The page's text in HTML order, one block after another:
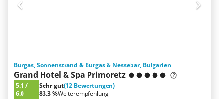
Burgas, Sonnenstrand & Burgas & Nessebar, Bulgarien
Grand Hotel & Spa Primoretz
5.1 /
6.0
Sehr gut(12 Bewertungen)
83.3 %Weiterempfehlung